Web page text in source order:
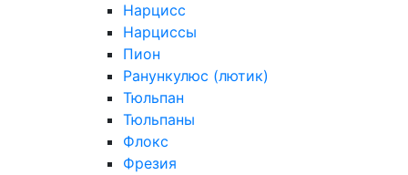
Нарцисс
Нарциссы
Пион
Ранункулюс (лютик)
Тюльпан
Тюльпаны
Флокс
Фрезия